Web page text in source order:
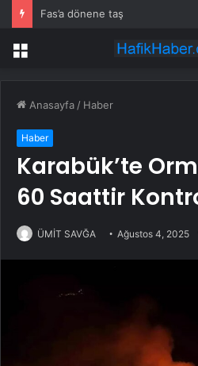
Fas’a dönene taş
Menü
Anasayfa / Haber
Haber
Karabük’te
60 Saattir
ÜMİT SAVĞA Ağustos 4, 2025